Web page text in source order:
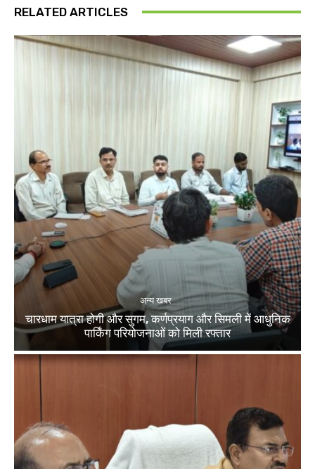
RELATED ARTICLES
अन्य खबर
चारधाम यात्रा होगी और सुगम, कर्णप्रयाग और सिमली में आधुनिक
पार्किंग परियोजनाओं को मिली रफ्तार